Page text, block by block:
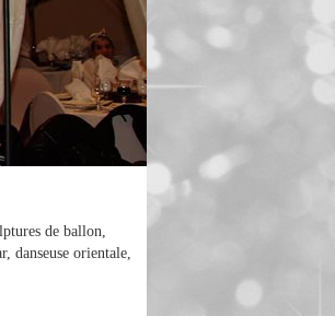
de ballon,
danseuse orientale,